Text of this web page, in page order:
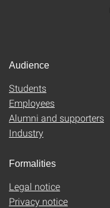
Audience
Students
Employees
Alumni and supporters
Industry
Formalities
Legal notice
Privacy notice